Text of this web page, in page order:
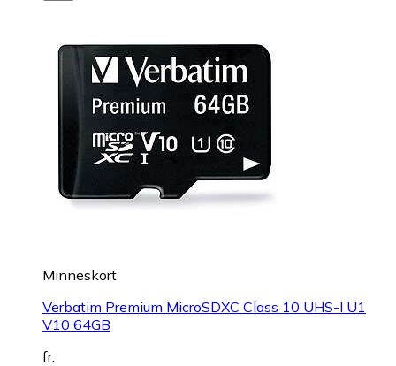
Minneskort
Verbatim Premium MicroSDXC Class 10 UHS-I U1
V10 64GB
fr.